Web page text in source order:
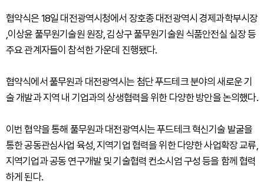
협약식은 18일 대전광역시청에서 장호종 대전광역시 경제과학부시장
,이상윤 풀무원기술원 원장, 김상구 풀무원기술원 식품안전실 실장 등
주요 관계자들이 참석한 가운데 진행됐다.
협약식에서 풀무원과 대전광역시는 첨단 푸드테크 분야의 새로운 기
술 개발과 지역 내 기업과의 상생협력을 위한 다양한 방안을 논의했다.
이번 협약을 통해 풀무원과 대전광역시는 푸드테크 혁신기술 발굴을
통한 공동관심사업 육성, 지역기업 협력을 위한 다양한 사업확장 교류,
지역기업과 공동 연구개발 및 기술협력 컨소시엄 구성 등을 함께 협력
하게 된다.